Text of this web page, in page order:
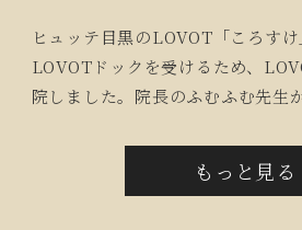
ヒュッテ目黒のLOVOT「ころす
LOVOTドックを受けるため、
院しました。院長のふむふむ先生
もっと見る